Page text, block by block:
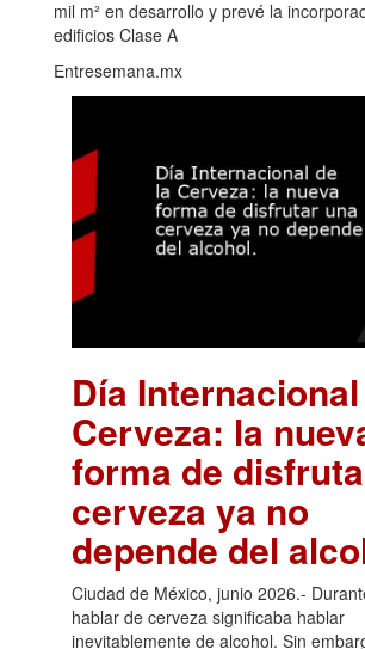
mil m² en desarrollo y prevé la
edificios Clase A
Entresemana.mx
Día
Cerveza: la
forma de
cerveza ya no
depende del
Ciudad de México, junio 2026.-
hablar de cerveza significaba hablar
inevitablemente de alcohol. Sin